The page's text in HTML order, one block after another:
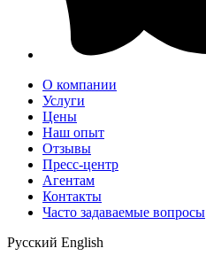
О компании
Услуги
Цены
Наш опыт
Отзывы
Пресс-центр
Агентам
Контакты
Часто задаваемые вопросы
Русский English